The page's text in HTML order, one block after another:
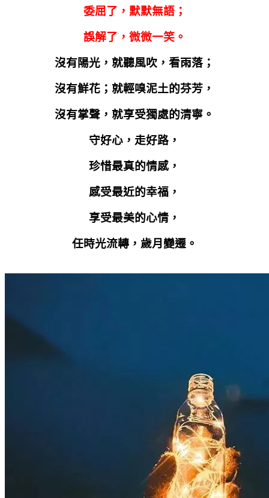
委屈了，默默無語；
誤解了，微微一笑。
沒有陽光，就聽風吹，看雨落；
沒有鮮花；就輕嗅泥土的芬芳，
沒有掌聲，就享受獨處的清寧。
守好心，走好路，
珍惜最真的情感，
感受最近的幸福，
享受最美的心情，
任時光流轉，歲月變遷。